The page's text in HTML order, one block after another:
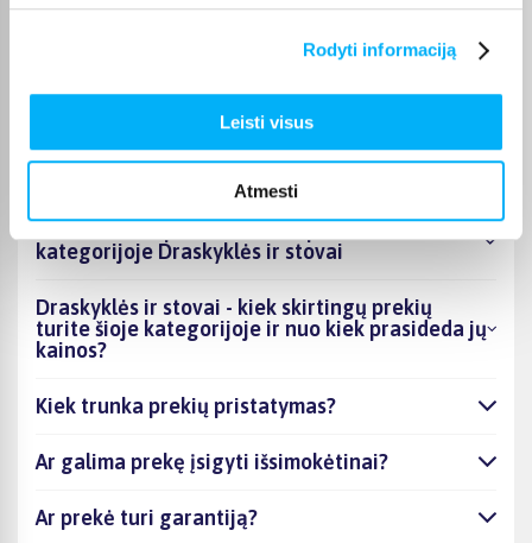
Rodyti informaciją
Leisti visus
Atmesti
prekė atitinkamai pažymėta, atsiimti BIGBOX.LT biure Kaune.
DUK
Kokios TOP 5 perkamiausios prekės
kategorijoje Draskyklės ir stovai
Draskyklės ir stovai - kiek skirtingų prekių
turite šioje kategorijoje ir nuo kiek prasideda jų
kainos?
Kiek trunka prekių pristatymas?
Ar galima prekę įsigyti išsimokėtinai?
Ar prekė turi garantiją?